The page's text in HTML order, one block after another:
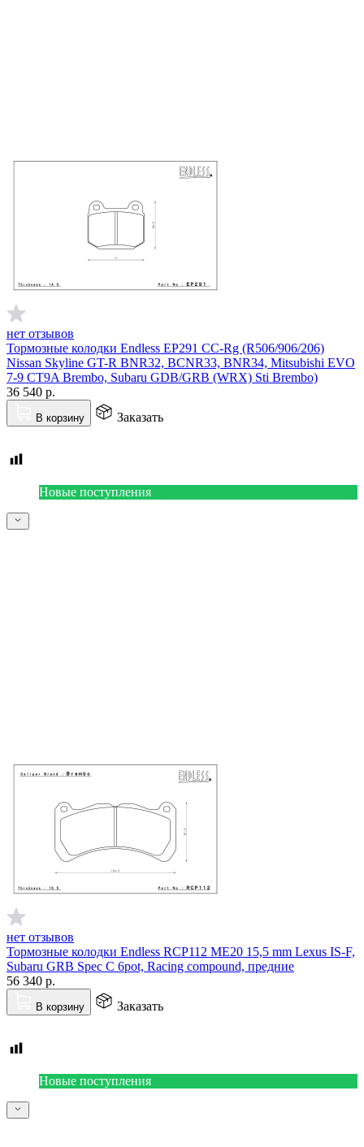
нет отзывов
Тормозные колодки Endless EP291 CC-Rg (R506/906/206)
Nissan Skyline GT-R BNR32, BCNR33, BNR34, Mitsubishi EVO
7-9 CT9A Brembo, Subaru GDB/GRB (WRX) Sti Brembo)
36 540 р.
В корзину Заказать
Новые поступления
нет отзывов
Тормозные колодки Endless RCP112 ME20 15,5 mm Lexus IS-F,
Subaru GRB Spec C 6pot, Racing compound, предние
56 340 р.
В корзину Заказать
Новые поступления